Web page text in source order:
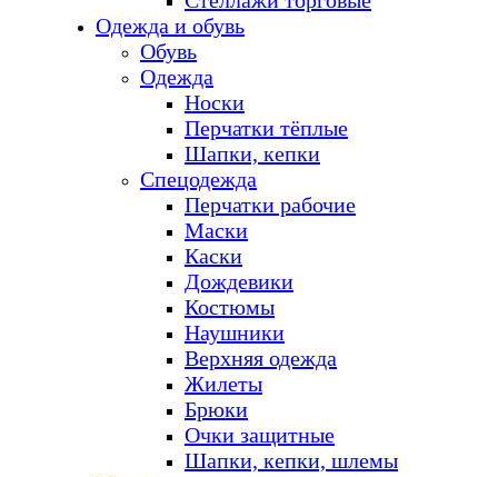
Одежда и обувь
Обувь
Одежда
Носки
Перчатки тёплые
Шапки, кепки
Спецодежда
Перчатки рабочие
Маски
Каски
Дождевики
Костюмы
Наушники
Верхняя одежда
Жилеты
Брюки
Очки защитные
Шапки, кепки, шлемы